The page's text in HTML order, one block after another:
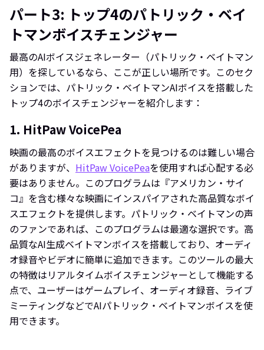
パート3: トップ4のパトリック・ベイ
トマンボイスチェンジャー
最高のAIボイスジェネレーター（パトリック・ベイトマン
用）を探しているなら、ここが正しい場所です。このセク
ションでは、パトリック・ベイトマンAIボイスを搭載した
トップ4のボイスチェンジャーを紹介します：
1. HitPaw VoicePea
映画の最高のボイスエフェクトを見つけるのは難しい場合
がありますが、 HitPaw VoicePeaを使用すれば心配する必
要はありません。このプログラムは『アメリカン・サイ
コ』を含む様々な映画にインスパイアされた高品質なボイ
スエフェクトを提供します。パトリック・ベイトマンの声
のファンであれば、このプログラムは最適な選択です。高
品質なAI生成ベイトマンボイスを搭載しており、オーディ
オ録音やビデオに簡単に追加できます。このツールの最大
の特徴はリアルタイムボイスチェンジャーとして機能する
点で、ユーザーはゲームプレイ、オーディオ録音、ライブ
ミーティングなどでAIパトリック・ベイトマンボイスを使
用できます。